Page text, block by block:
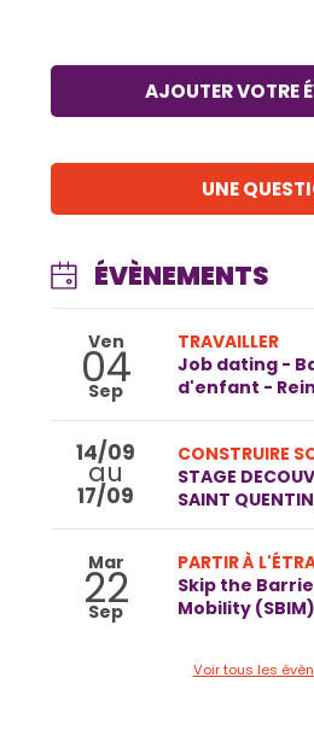
AJOUTER VOTRE
UNE
ÉVÈNEMENTS
Ven
04
Sep
TRAVAILLER
Job dating -
d'enfant -
14/09
au
17/09
CONSTRUIRE
STAGE
SAINT QUENTIN
Mar
22
Sep
PARTIR À
Skip the
Mobility
Voir tous les